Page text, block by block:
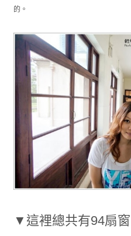
的。
▼這裡總共有94扇